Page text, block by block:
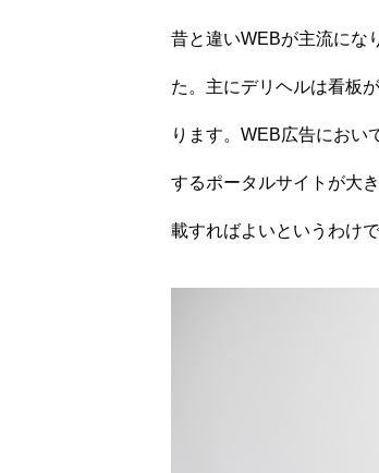
昔と違いWEBが主流にな
た。主にデリヘルは看板
ります。WEB広告におい
するポータルサイトが大
載すればよいというわけ